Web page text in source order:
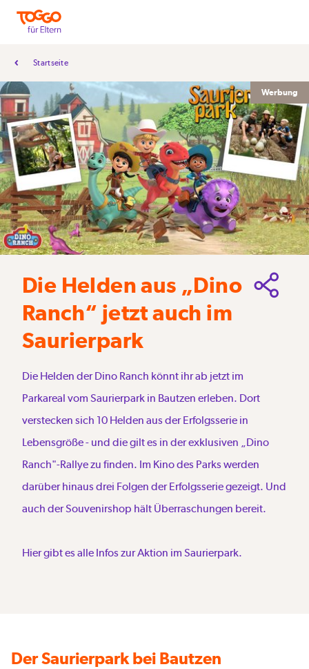
Startseite
Werbung
Die Helden aus „Dino
Ranch“ jetzt auch im
Saurierpark
Die Helden der Dino Ranch könnt ihr ab jetzt im
Parkareal vom Saurierpark in Bautzen erleben. Dort
verstecken sich 10 Helden aus der Erfolgsserie in
Lebensgröße - und die gilt es in der exklusiven „Dino
Ranch"-Rallye zu finden. Im Kino des Parks werden
darüber hinaus drei Folgen der Erfolgsserie gezeigt. Und
auch der Souvenirshop hält Überraschungen bereit.
Hier gibt es alle Infos zur Aktion im Saurierpark.
Der Saurierpark bei Bautzen